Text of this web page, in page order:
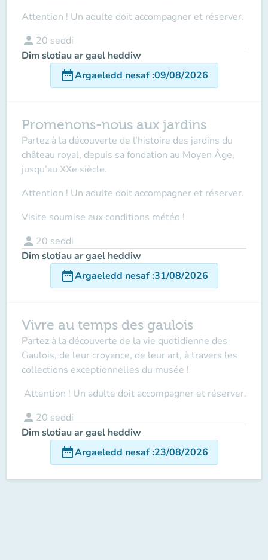
Attention ! Un adulte doit accompagner et réserver.
person 20 seddi
Dim slotiau ar gael heddiw
date_rangeArgaeledd nesaf:09/08/2026
Promenons-nous aux jardins
Partez à la découverte de l’histoire des jardins du
château royal, depuis sa fondation au Moyen Âge,
jusqu’au XXe siècle.
Attention ! Un adulte doit accompagner et réserver.
Visite soumise aux conditions météo !
person 20 seddi
Dim slotiau ar gael heddiw
date_rangeArgaeledd nesaf:31/08/2026
Vivre au temps des gaulois
Partez à la découverte de la vie quotidienne des
Gaulois, de leur croyance, de leur art, à travers les
collections exceptionnelles du musée !
Attention ! Un adulte doit accompagner et réserver.
person 20 seddi
Dim slotiau ar gael heddiw
date_rangeArgaeledd nesaf:23/08/2026